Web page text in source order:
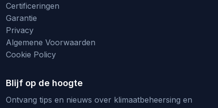
Certificeringen
Garantie
Privacy
Algemene Voorwaarden
Cookie Policy
Blijf op de hoogte
Ontvang tips en nieuws over klimaatbeheersing en